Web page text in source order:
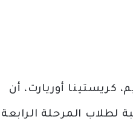
كريستينا أوريارت، أن
لطلاب المرحلة الرابعة